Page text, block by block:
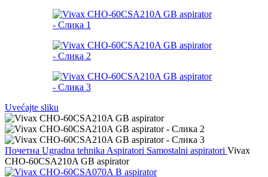
Uvećajte sliku
Почетна Ugradna tehnikaAspiratori Samostalni aspiratori Vivax
CHO-60CSA210A GB aspirator